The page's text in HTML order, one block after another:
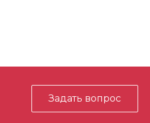
Задать вопрос